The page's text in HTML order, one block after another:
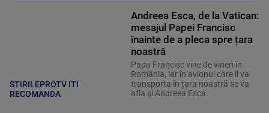
STIRILEPROTV ITI
RECOMANDA
Andreea Esca, de la Vatican:
mesajul Papei Francisc
înainte de a pleca spre țara
noastră
Papa Francisc vine de vineri în
România, iar în avionul care îl va
transporta în țara noastră se va
afla și Andreea Esca.